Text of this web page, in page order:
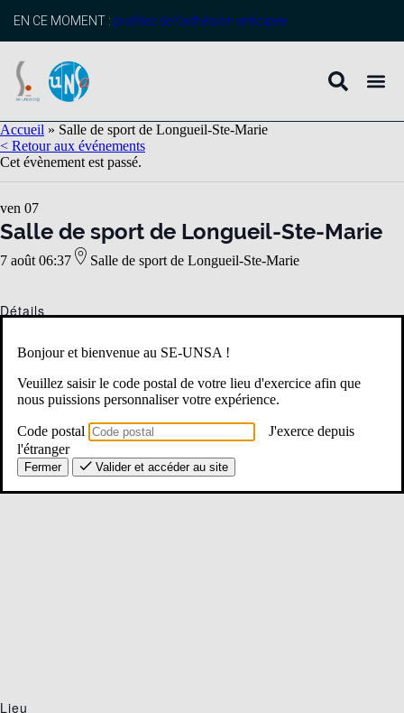
EN CE MOMENT : profitez de l’adhésion anticipée
Accueil » Salle de sport de Longueil-Ste-Marie
< Retour aux événements
Cet évènement est passé.
ven 07
Salle de sport de Longueil-Ste-Marie
7 août 06:37 Salle de sport de Longueil-Ste-Marie
Détails
7 août 2026
Heure :
06:37
Lieu
Bonjour et bienvenue au SE-UNSA !
Veuillez saisir le code postal de votre lieu d'exercice afin que
nous puissions personnaliser votre expérience.
Code postal
J'exerce depuis
l'étranger
Fermer Valider et accéder au site